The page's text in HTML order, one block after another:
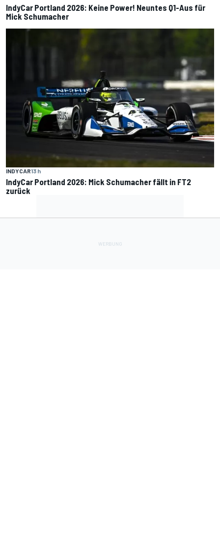
IndyCar Portland 2026: Keine Power! Neuntes Q1-Aus für
Mick Schumacher
INDYCAR13 h
IndyCar Portland 2026: Mick Schumacher fällt in FT2
zurück